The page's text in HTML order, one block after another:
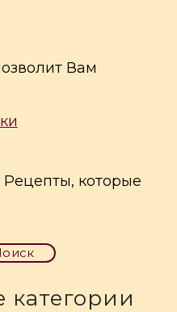
Вам
Рецепты, которые
категории